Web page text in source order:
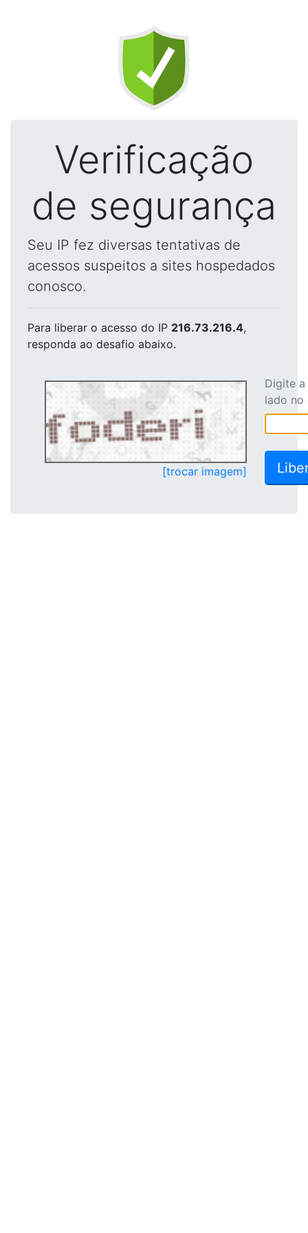
Verificação
de segurança
Seu IP fez diversas tentativas de
acessos suspeitos a sites hospedados
conosco.
Para liberar o acesso do IP 216.73.216.4,
responda ao desafio abaixo.
[trocar imagem]
Digite
lado no